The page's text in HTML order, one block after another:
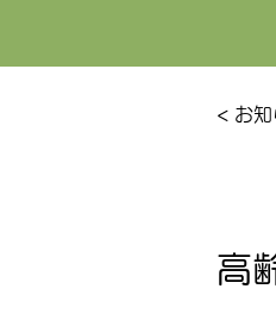
< お知
高